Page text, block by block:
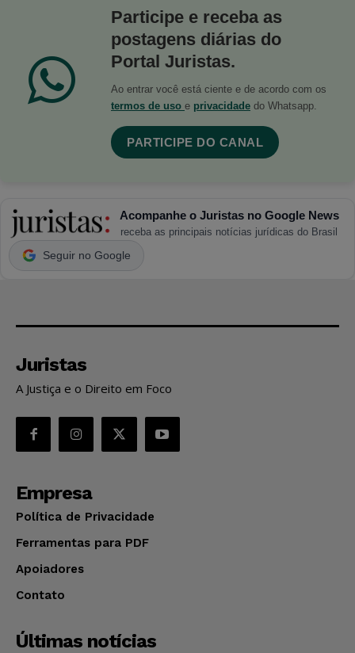
Participe e receba as
postagens diárias do
Portal Juristas.
Ao entrar você está ciente e de acordo com os
termos de uso e privacidade do Whatsapp.
PARTICIPE DO CANAL
Acompanhe o Juristas no Google News
receba as principais notícias jurídicas do Brasil
Seguir no Google
Juristas
A Justiça e o Direito em Foco
Empresa
Política de Privacidade
Ferramentas para PDF
Apoiadores
Contato
Últimas notícias